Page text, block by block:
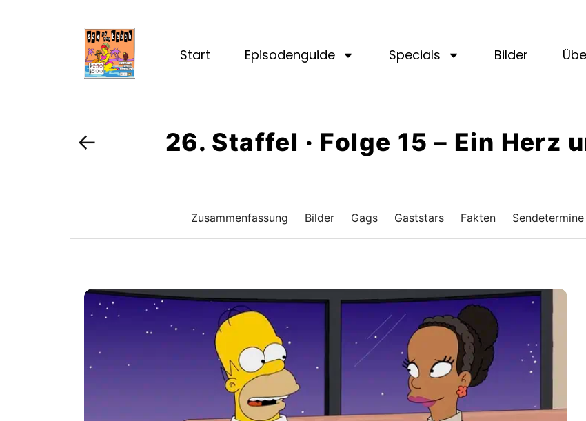
Start Episodenguide Specials Bilder
← 26. Staffel · Folge 15 – Ein Herz
Zusammenfassung Bilder Gags Gaststars Fakten Sendetermine